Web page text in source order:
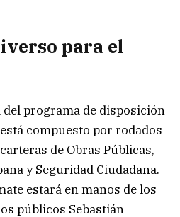
para el
del programa de disposición
compuesto por rodados
de Obras Públicas,
y Seguridad Ciudadana.
estará en manos de los
públicos Sebastián